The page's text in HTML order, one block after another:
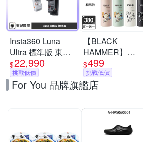
Insta360 Luna
Ultra 標準版 東城
代理商公司貨
$22,990
挑戰低價
【BLACK
HAMMER】
Snoopy316不鏽鋼
迷你保溫口袋杯
380ml(附茶隔/8款
身保溫杯)(買1送1)
$499
挑戰低價
For You 品牌旗艦店